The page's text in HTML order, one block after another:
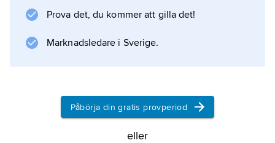
(såsom videoendoskop), kameror och annan
optisk utrustning. Företaget har producerande
enheter även utomlands. Fujifilm grundades
Prova det, du kommer att gilla det!
Marknadsledare i Sverige.
Påbörja din gratis provperiod
eller